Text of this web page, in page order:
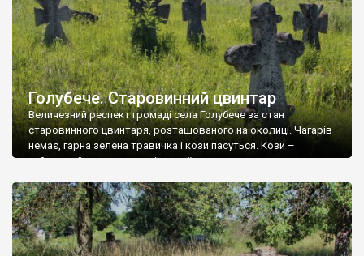
Голубече. Старовинний цвинтар
Величезний респект громаді села Голубече за стан
старовинного цвинтаря, розташованого на околиці. Чагарів
немає, гарна зелена травичка і кози пасуться. Кози –
найкращий регулятор шкідливої, для старих кладовищ,
бруньками, кози ті бруньки обгризають, бо то улюблений
делікатес. На цвинтарі у Голубечому ціла колекція
різноманітних форм хрестів. Село відносно невелике, […]